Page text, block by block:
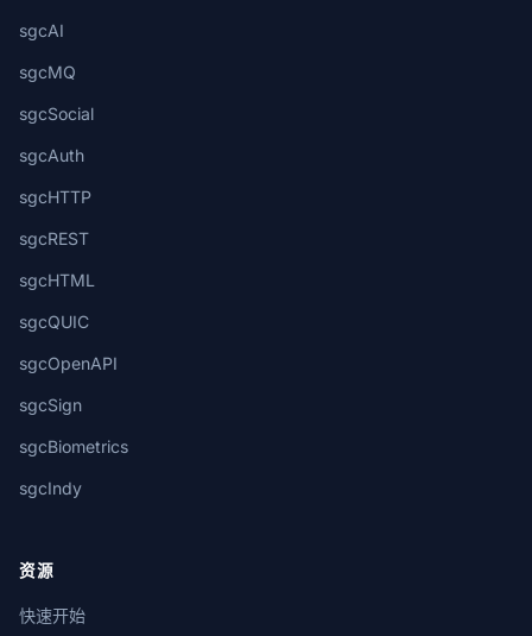
sgcAI
sgcMQ
sgcSocial
sgcAuth
sgcHTTP
sgcREST
sgcHTML
sgcQUIC
sgcOpenAPI
sgcSign
sgcBiometrics
sgcIndy
资源
快速开始